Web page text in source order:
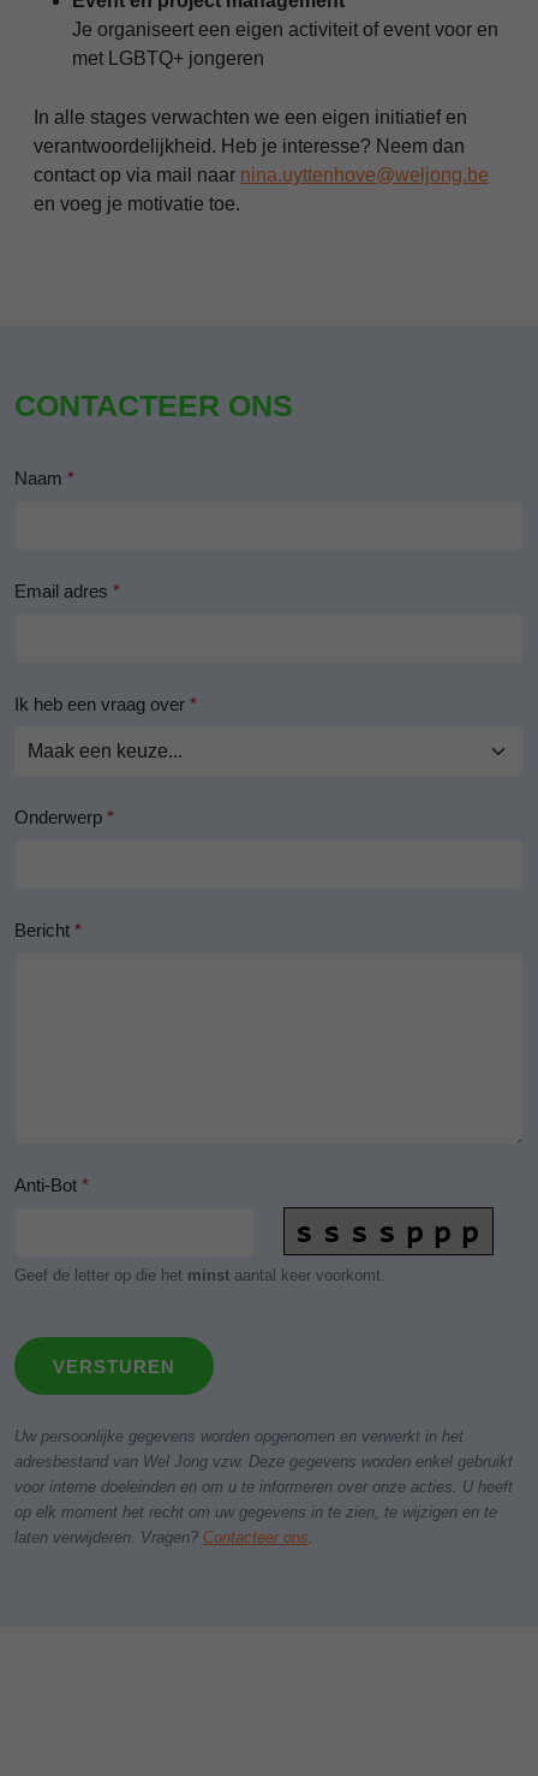
Je organiseert een eigen activiteit of event voor en
met LGBTQ+ jongeren
In alle stages verwachten we een eigen initiatief en
verantwoordelijkheid. Heb je interesse? Neem dan
contact op via mail naar nina.uyttenhove@weljong.be
en voeg je motivatie toe.
CONTACTEER ONS
Naam *
Email adres *
Ik heb een vraag over *
Onderwerp *
Bericht *
Anti-Bot *
Geef de letter op die het minst aantal keer voorkomt.
VERSTUREN
Uw persoonlijke gegevens worden opgenomen en verwerkt in het
adresbestand van Wel Jong vzw. Deze gegevens worden enkel gebruikt
voor interne doeleinden en om u te informeren over onze acties. U heeft
op elk moment het recht om uw gegevens in te zien, te wijzigen en te
laten verwijderen. Vragen? Contacteer ons.